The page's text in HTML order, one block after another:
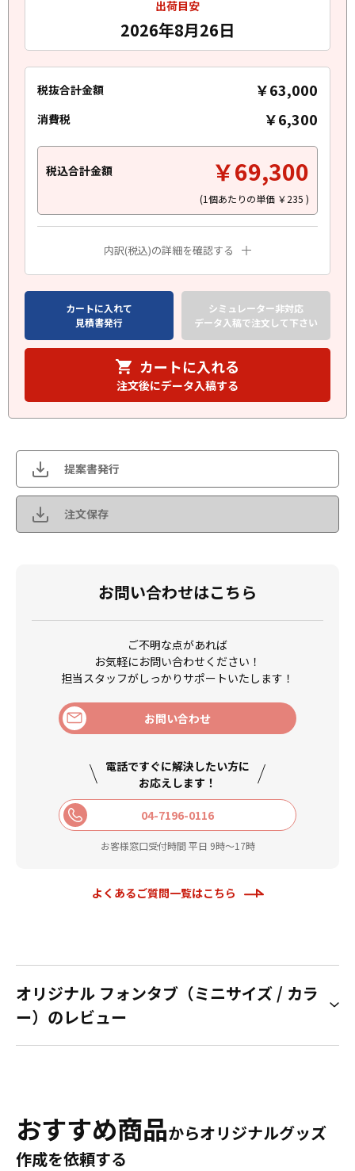
出荷目安
2026年8月26日
税抜合計金額 ￥63,000
消費税 ￥6,300
税込合計金額 ￥69,300
(1個あたりの単価 ￥235 )
内訳(税込)の詳細を確認する
カートに入れて
見積書発行
シミュレーター非対応
データ入稿で注文して下さい
カートに入れる
注文後にデータ入稿する
提案書発行
注文保存
お問い合わせはこちら
ご不明な点があれば
お気軽にお問い合わせください！
担当スタッフがしっかりサポートいたします！
お問い合わせ
電話ですぐに解決したい方に
お応えします！
04-7196-0116
お客様窓口受付時間 平日 9時〜17時
よくあるご質問一覧はこちら
オリジナル フォンタブ（ミニサイズ / カラ
ー）のレビュー
おすすめ商品からオリジナルグッズ
作成を依頼する